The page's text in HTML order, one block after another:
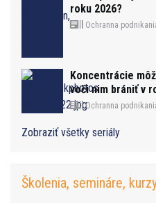
roku 2026?
Ochranna
Koncentrácie
voči nim brániť v
Ochranna
Zobraziť všetky seriály
Školenia, semináre,